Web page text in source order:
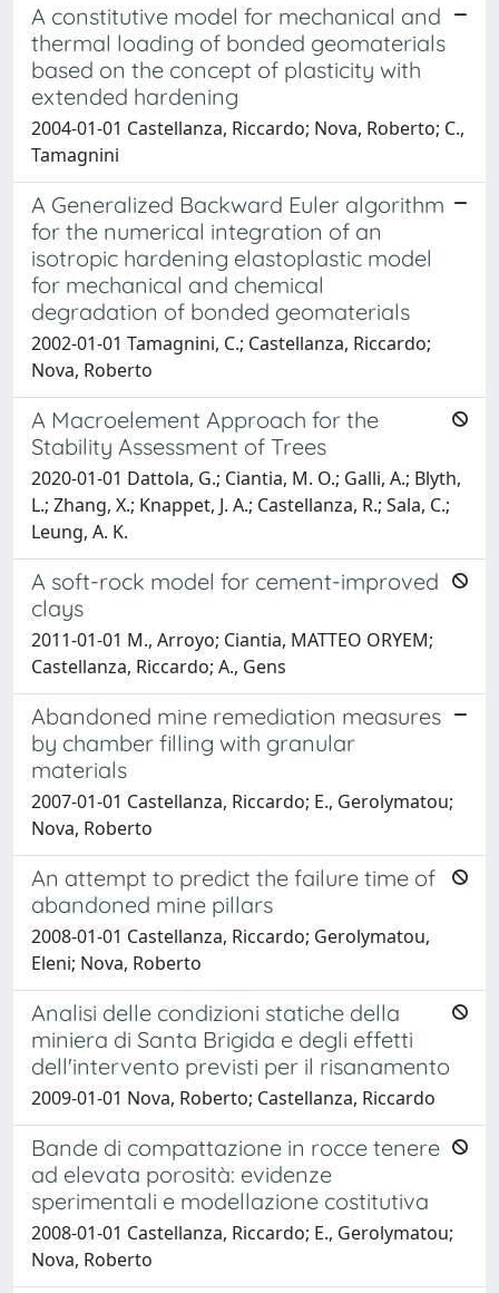
A constitutive model for mechanical and
thermal loading of bonded geomaterials
based on the concept of plasticity with
extended hardening
2004-01-01 Castellanza, Riccardo; Nova, Roberto; C.,
Tamagnini
A Generalized Backward Euler algorithm
for the numerical integration of an
isotropic hardening elastoplastic model
for mechanical and chemical
degradation of bonded geomaterials
2002-01-01 Tamagnini, C.; Castellanza, Riccardo;
Nova, Roberto
A Macroelement Approach for the
Stability Assessment of Trees
2020-01-01 Dattola, G.; Ciantia, M. O.; Galli, A.; Blyth,
L.; Zhang, X.; Knappet, J. A.; Castellanza, R.; Sala, C.;
Leung, A. K.
A soft-rock model for cement-improved
clays
2011-01-01 M., Arroyo; Ciantia, MATTEO ORYEM;
Castellanza, Riccardo; A., Gens
Abandoned mine remediation measures
by chamber filling with granular
materials
2007-01-01 Castellanza, Riccardo; E., Gerolymatou;
Nova, Roberto
An attempt to predict the failure time of
abandoned mine pillars
2008-01-01 Castellanza, Riccardo; Gerolymatou,
Eleni; Nova, Roberto
Analisi delle condizioni statiche della
miniera di Santa Brigida e degli effetti
dell'intervento previsti per il risanamento
2009-01-01 Nova, Roberto; Castellanza, Riccardo
Bande di compattazione in rocce tenere
ad elevata porosità: evidenze
sperimentali e modellazione costitutiva
2008-01-01 Castellanza, Riccardo; E., Gerolymatou;
Nova, Roberto